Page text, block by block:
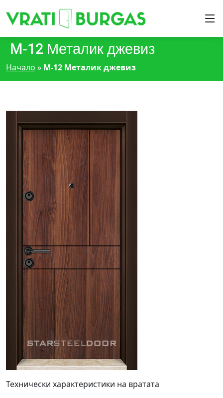
M-12 Металик джевиз
Начало » M-12 Металик джевиз
Технически характеристики на вратата